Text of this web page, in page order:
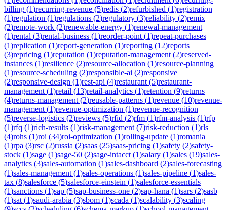
billing (1)recurring-revenue (5)redis (2)refurbished (1)registration
(1)regulation (1)regulations (2)regulatory (3)reliability (2)remix
(2)remote-work (2)renewable-energy (1)renewal-management
(1)rental (3)rental-business (1)reorder-point (1)repeat-purchases
(1)replication (1)report-generation (1)reporting (12)reports
(3)repricing (1)reputation (1)reputation-management (2)reserved-
instances (1)resilience (2)resource-allocation (1)resource-planning
(1)resource-scheduling (2)responsible-ai (2)responsive
(2)responsive-design (1)rest-api (4)restaurant (5)restaurant-
management (1)retail (13)retail-analytics (1)retention (9)returns
(4)returns-management (2)reusable-patterns (1)revenue (10)revenue-
management (1)revenue-optimization (1)revenue-recognition
(5)reverse-logistics (2)reviews (5)rfid (2)rfm (1)rfm-analysis (1)rfp
(1)rfq (1)rich-results (1)risk-management (7)risk-reduction (1)rls
(4)rohs (1)roi (34)roi-optimization (1)rolling-update (1)romania
(1)rpa (3)rsc (2)russia (2)saas (25)saas-pricing (1)safety (2)safety-
stock (1)sage (1)sage-50 (2)sage-intacct (1)salary (1)sales (19)sales-
analytics (3)sales-automation (1)sales-dashboard (2)sales-forecasting
(1)sales-management (1)sales-operations (1)sales-pipeline (1)sales-
tax (8)salesforce (5)salesforce-einstein (1)salesforce-essentials
(1)sanctions (1)sap (5)sap-business-one (2)sap-hana (1)sars (2)sasb
(1)sat (1)saudi-arabia (3)sbom (1)scada (1)scalability (3)scaling